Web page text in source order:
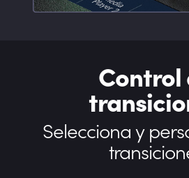
Control
Seleccionay